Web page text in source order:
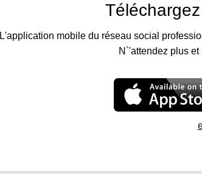
L'application mobile du réseau social
N`'attendez plus